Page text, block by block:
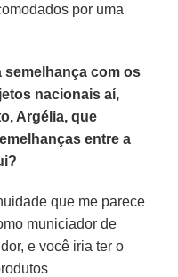
por uma
semelhança com os
nacionais aí,
Argélia, que
entre a
que me parece
municiador de
e você iria ter o